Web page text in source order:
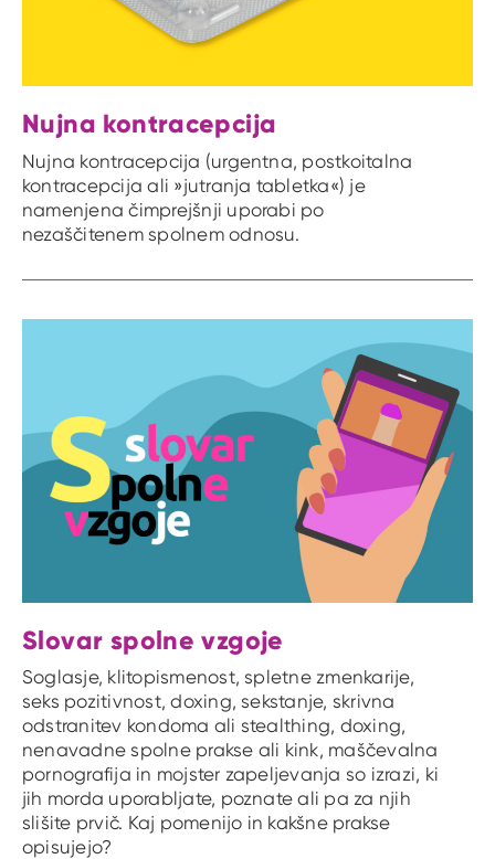
Nujna kontracepcija
Nujna kontracepcija (urgentna, postkoitalna
kontracepcija ali »jutranja tabletka«) je
namenjena čimprejšnji uporabi po
nezaščitenem spolnem odnosu.
Slovar spolne vzgoje
Soglasje, klitopismenost, spletne zmenkarije,
seks pozitivnost, doxing, sekstanje, skrivna
odstranitev kondoma ali stealthing, doxing,
nenavadne spolne prakse ali kink, maščevalna
pornografija in mojster zapeljevanja so izrazi, ki
jih morda uporabljate, poznate ali pa za njih
slišite prvič. Kaj pomenijo in kakšne prakse
opisujejo?